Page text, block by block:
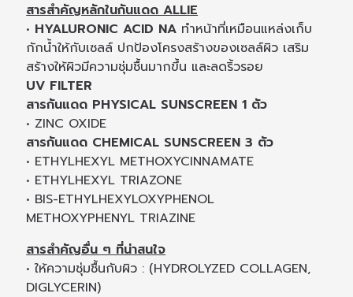
สารสำคัญหลักในกันแดด ALLIE
• HYALURONIC ACID NA ทำหน้าที่เหมือนแหล่งเก็บ
กักน้ำให้กับเซลล์ ปกป้องโครงสร้างของเซลล์ผิว เสริม
สร้างให้ผิวมีความชุ่มชื้นมากขึ้น และลดริ้วรอย
UV FILTER
สารกันแดด PHYSICAL SUNSCREEN 1 ตัว
• ZINC OXIDE
สารกันแดด CHEMICAL SUNSCREEN 3 ตัว
• ETHYLHEXYL METHOXYCINNAMATE
• ETHYLHEXYL TRIAZONE
• BIS-ETHYLHEXYLOXYPHENOL
METHOXYPHENYL TRIAZINE
สารสำคัญอื่น ๆ ที่น่าสนใจ
• ให้ความชุ่มชื้นกับผิว : (HYDROLYZED COLLAGEN,
DIGLYCERIN)